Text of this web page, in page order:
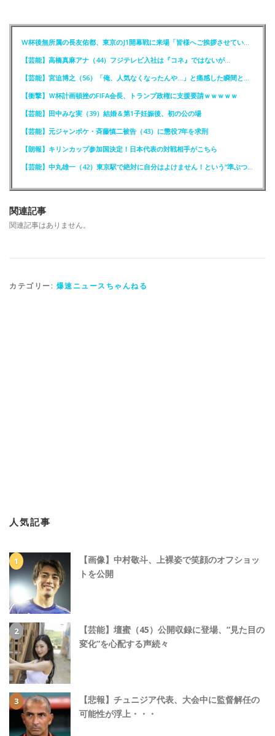
W杯後無所属の長友佑都、東京のJ1開幕戦に来場「皆様へご挨拶させていただきます」
【芸能】高橋真麻アナ（44）フジテレビ入社は『コネ』ではないが…
【芸能】宮迫博之（56）「俺、人気なくなったんや…」と痛感した瞬間とは？
【衝撃】Ｗ杯計画頓挫のFIFA会長、トランプ政権に支援要請ｗｗｗｗｗ
【芸能】田中みな実（39）結婚＆第1子妊娠後、初の公の場
【芸能】元ジャンポケ・斉藤慎二被告（43）に懲役7年を求刑
【朗報】キリンカップ参加国決定！日本代表の対戦相手がこちら
【芸能】中丸雄一（42）東京駅で絶対に自分はよけません！という“準ぶつかりおじさん”に遭遇
関連記事
関連記事はありません。
カテゴリー: 爆速ニュースちゃんねる
人気記事
【画像】中村敬斗、上裸姿で笑顔のオフショッ
トを公開
【芸能】壇蜜（45）公開収録に登場、“見た目の
変化”を心配する声続々
【悲報】チュニジア代表、大会中に監督解任の
可能性が浮上・・・